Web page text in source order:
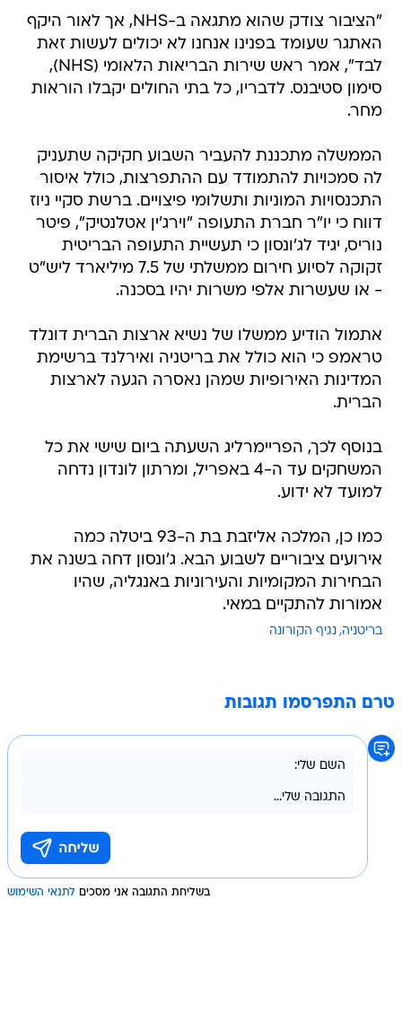
"הציבור צודק שהוא מתגאה ב-NHS, אך לאור היקף
האתגר שעומד בפנינו אנחנו לא יכולים לעשות זאת
לבד", אמר ראש שירות הבריאות הלאומי (NHS),
סימון סטיבנס. לדבריו, כל בתי החולים יקבלו הוראות
מחר.
הממשלה מתכננת להעביר השבוע חקיקה שתעניק
לה סמכויות להתמודד עם ההתפרצות, כולל איסור
התכנסויות המוניות ותשלומי פיצויים. ברשת סקיי ניוז
דווח כי יו"ר חברת התעופה "וירג'ין אטלנטיק", פיטר
נוריס, יגיד לג'ונסון כי תעשיית התעופה הבריטית
זקוקה לסיוע חירום ממשלתי של 7.5 מיליארד ליש"ט
- או שעשרות אלפי משרות יהיו בסכנה.
אתמול הודיע ממשלו של נשיא ארצות הברית דונלד
טראמפ כי הוא כולל את בריטניה ואירלנד ברשימת
המדינות האירופיות שמהן נאסרה הגעה לארצות
הברית.
בנוסף לכך, הפריימרליג השעתה ביום שישי את כל
המשחקים עד ה-4 באפריל, ומרתון לונדון נדחה
למועד לא ידוע.
כמו כן, המלכה אליזבת בת ה-93 ביטלה כמה
אירועים ציבוריים לשבוע הבא. ג'ונסון דחה בשנה את
הבחירות המקומיות והעירוניות באנגליה, שהיו
אמורות להתקיים במאי.
בריטניה נגיף הקורונה
טרם התפרסמו תגובות
בשליחת התגובה אני מסכים לתנאי השימוש